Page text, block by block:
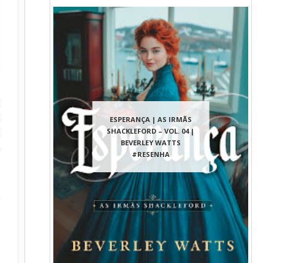
ESPERANÇA | AS IRMÃS
SHACKLEFORD – VOL. 04 |
BEVERLEY WATTS
#RESENHA